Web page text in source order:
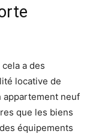
a des
locative de
appartement neuf
que les biens
équipements